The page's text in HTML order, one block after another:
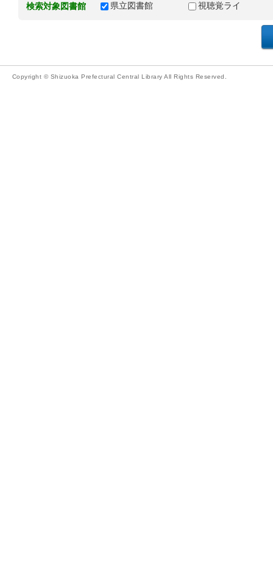
検索対象図書館 県立図書館 視聴覚ライ
Copyright © Shizuoka Prefectural Central Library All Rights Reserved.